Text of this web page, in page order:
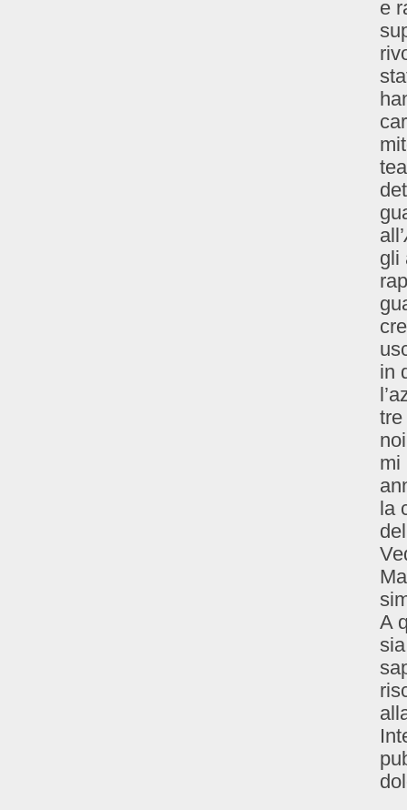
e
all’
gli
in
mi
la
A